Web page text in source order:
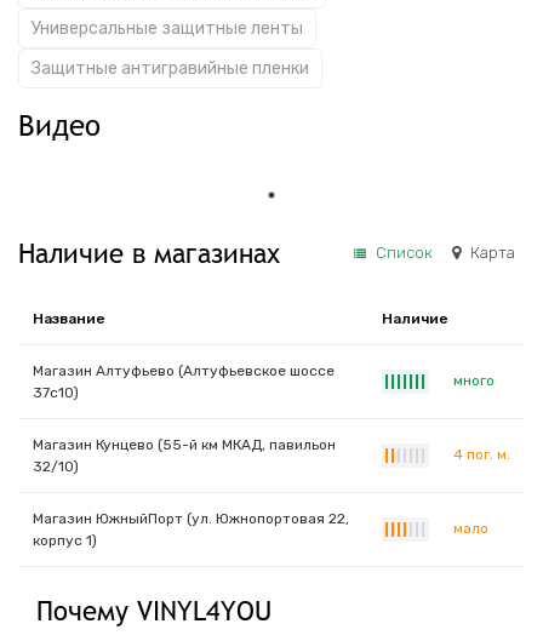
Универсальные защитные ленты
Защитные антигравийные пленки
Видео
Наличие в магазинах Список Карта
Название Наличие
Магазин Алтуфьево (Алтуфьевское шоссе
37с10)
много
Магазин Кунцево (55-й км МКАД, павильон
32/10)
4 пог. м.
Магазин ЮжныйПорт (ул. Южнопортовая 22,
корпус 1)
мало
Почему VINYL4YOU